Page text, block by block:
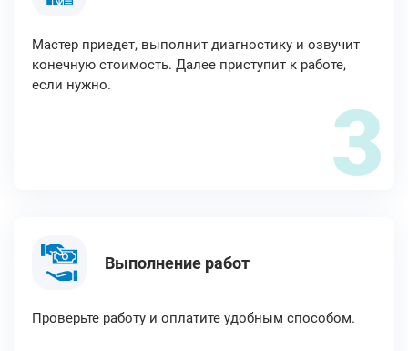
Мастер приедет, выполнит диагностику и озвучит
конечную стоимость. Далее приступит к работе,
если нужно.
3
Выполнение работ
Проверьте работу и оплатите удобным способом.